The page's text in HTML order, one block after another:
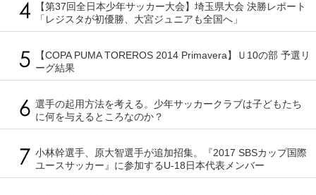
【第37回全日本少年サッカー大会】埼玉県大会 決勝レポート
「レジスタが初優勝、大宮ジュニアも全国へ」
【COPA PUMA TOREROS 2014 Primavera】Ｕ10の部 予選リ
ーグ結果
選手の起用方法を考える。少年サッカークラブは子どもたち
に何を与えるところなのか？
小林幹選手、原大智選手が追加招集。『2017 SBSカップ国際
ユースサッカー』に参加するU-18日本代表メンバー